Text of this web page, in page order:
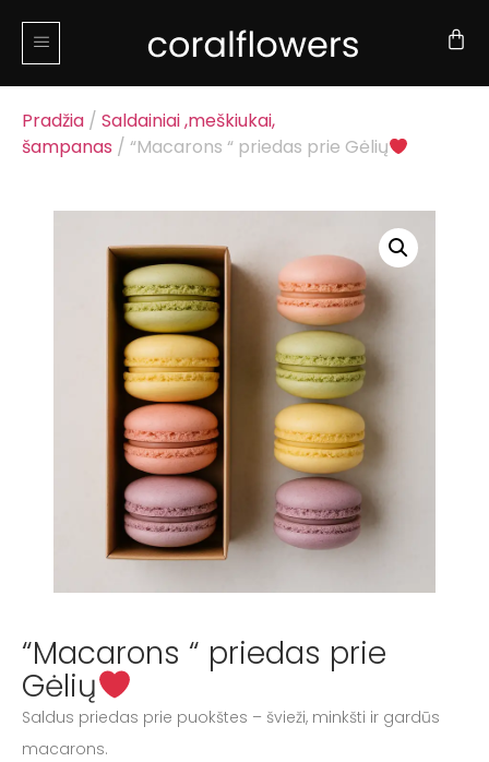
Pradžia / Saldainiai ,meškiukai,
šampanas / “Macarons “ priedas prie Gėlių
“Macarons “ priedas prie
Gėlių
Saldus priedas prie puokštes – švieži, minkšti ir gardūs
macarons.